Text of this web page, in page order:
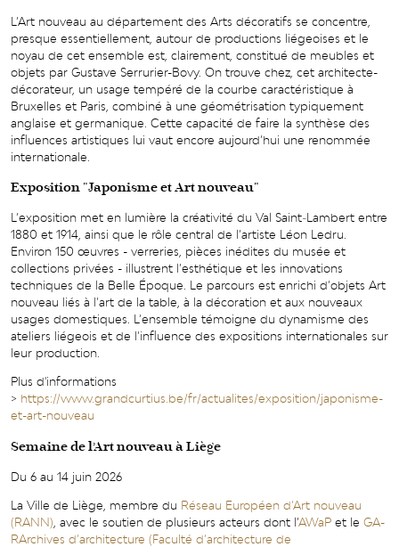
L’Art nouveau au département des Arts décoratifs se concentre,
presque essentiellement, autour de productions liégeoises et le
noyau de cet ensemble est, clairement, constitué de meubles et
objets par Gustave Serrurier-Bovy. On trouve chez, cet architecte-
décorateur, un usage tempéré de la courbe caractéristique à
Bruxelles et Paris, combiné à une géométrisation typiquement
anglaise et germanique. Cette capacité de faire la synthèse des
influences artistiques lui vaut encore aujourd’hui une renommée
internationale.
Exposition "Japonisme et Art nouveau"
L’exposition met en lumière la créativité du Val Saint‑Lambert entre
1880 et 1914, ainsi que le rôle central de l’artiste Léon Ledru.
Environ 150 œuvres - verreries, pièces inédites du musée et
collections privées - illustrent l’esthétique et les innovations
techniques de la Belle Époque. Le parcours est enrichi d’objets Art
nouveau liés à l’art de la table, à la décoration et aux nouveaux
usages domestiques. L’ensemble témoigne du dynamisme des
ateliers liégeois et de l’influence des expositions internationales sur
leur production.
Plus d'informations
> https://www.grandcurtius.be/fr/actualites/exposition/japonisme-
et-art-nouveau
Semaine de l’Art nouveau à Liège
Du 6 au 14 juin 2026
La Ville de Liège, membre du Réseau Européen d’Art nouveau
(RANN) , avec le soutien de plusieurs acteurs dont l’AWaP et le GA-
RArchives d’architecture (Faculté d’architecture de